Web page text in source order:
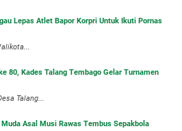
Lepas Atlet Bapor Korpri Untuk Ikuti Pornas
80, Kades Talang Tembago Gelar Turnamen
Talang...
Asal Musi Rawas Tembus Sepakbola